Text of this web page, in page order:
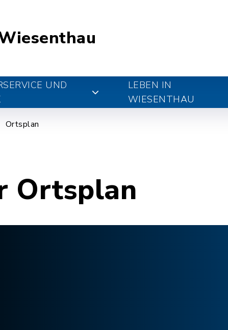
UND
LEBEN IN
WIESENTHAU
Ortsplan
Ortsplan